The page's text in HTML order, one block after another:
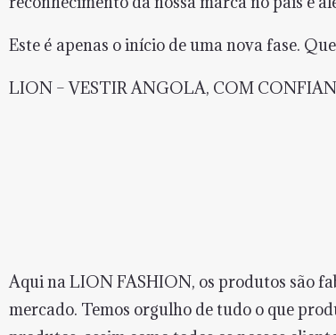
Este é apenas o início de uma nova fase.
LION – VESTIR ANGOLA, COM
Aqui na LION FASHION, os produtos são
mercado. Temos orgulho de tudo o que